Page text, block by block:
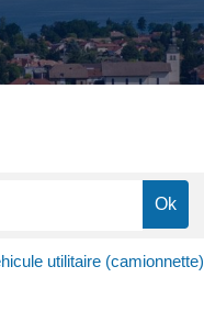
utilitaire (camionnette)